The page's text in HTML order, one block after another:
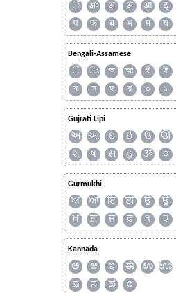
ँ अः अं अ आ इ
प
फ ब भ म य
Bengali-Assamese
ঁ ং অ আ ই ঈ
ষ
স হ য় ০ ১
Gujrati Lipi
અ આ ઇ ઈ ઉ ઊ
શ
ષ સ હ ૐ ૦
Gurmukhi
ਅ ਆ ਇ ਈ ਉ ਊ
ਖ਼
ਗ਼ ਜ਼ ਫ਼ ੧ ੨
Kannada
ಅ ಆ ಇ ಈ ಉ ಊ
ಷ
ಸ ಹ ೧